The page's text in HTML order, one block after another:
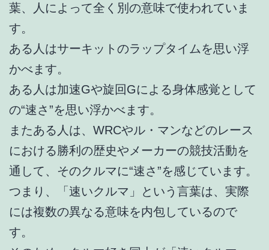
葉、人によって全く別の意味で使われていま
す。
ある人はサーキットのラップタイムを思い浮
かべます。
ある人は加速Gや旋回Gによる身体感覚として
の“速さ”を思い浮かべます。
またある人は、WRCやル・マンなどのレース
における勝利の歴史やメーカーの競技活動を
通して、そのクルマに“速さ”を感じています。
つまり、「速いクルマ」という言葉は、実際
には複数の異なる意味を内包しているので
す。